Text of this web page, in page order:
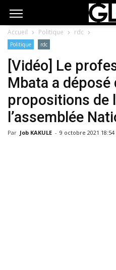
Accueil Politique rdc
Politique rdc
[Vidéo] Le
Mbata a déposé
propositions de
l’assemblée
Par Job KAKULE - 9 octobre 2021 18:54